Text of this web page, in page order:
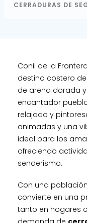
CERRADURAS DE
Conil de la
destino costero
de arena dorada
encantador
relajado y
animadas y una
ideal para los
ofreciendo
senderismo.
Con una
convierte en una
tanto en hogares